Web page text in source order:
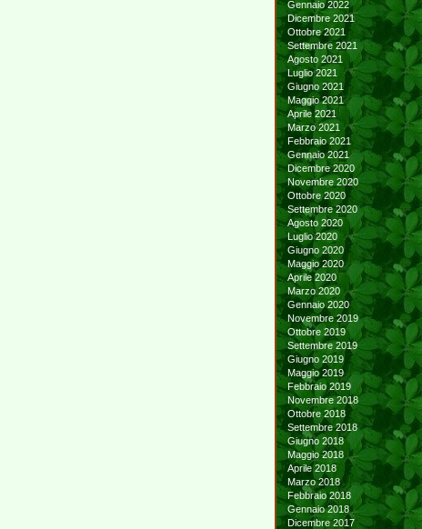
Gennaio 2022
Dicembre 2021
Ottobre 2021
Settembre 2021
Agosto 2021
Luglio 2021
Giugno 2021
Maggio 2021
Aprile 2021
Marzo 2021
Febbraio 2021
Gennaio 2021
Dicembre 2020
Novembre 2020
Ottobre 2020
Settembre 2020
Agosto 2020
Luglio 2020
Giugno 2020
Maggio 2020
Aprile 2020
Marzo 2020
Gennaio 2020
Novembre 2019
Ottobre 2019
Settembre 2019
Giugno 2019
Maggio 2019
Febbraio 2019
Novembre 2018
Ottobre 2018
Settembre 2018
Giugno 2018
Maggio 2018
Aprile 2018
Marzo 2018
Febbraio 2018
Gennaio 2018
Dicembre 2017